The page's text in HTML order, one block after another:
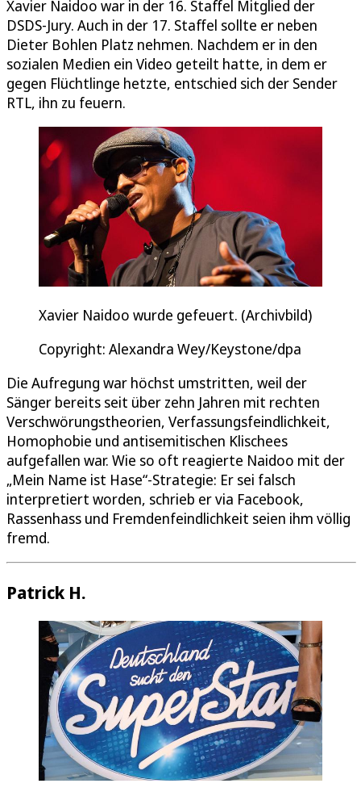
Xavier Naidoo war in der 16. Staffel Mitglied der
DSDS-Jury. Auch in der 17. Staffel sollte er neben
Dieter Bohlen Platz nehmen. Nachdem er in den
sozialen Medien ein Video geteilt hatte, in dem er
gegen Flüchtlinge hetzte, entschied sich der Sender
RTL, ihn zu feuern.
Xavier Naidoo wurde gefeuert. (Archivbild)
Copyright: Alexandra Wey/Keystone/dpa
Die Aufregung war höchst umstritten, weil der
Sänger bereits seit über zehn Jahren mit rechten
Verschwörungstheorien, Verfassungsfeindlichkeit,
Homophobie und antisemitischen Klischees
aufgefallen war. Wie so oft reagierte Naidoo mit der
„Mein Name ist Hase“-Strategie: Er sei falsch
interpretiert worden, schrieb er via Facebook,
Rassenhass und Fremdenfeindlichkeit seien ihm völlig
fremd.
Patrick H.